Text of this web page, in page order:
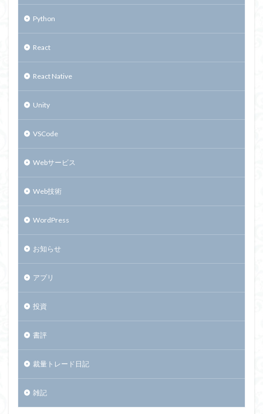
Python
React
React Native
Unity
VSCode
Webサービス
Web技術
WordPress
お知らせ
アプリ
投資
書評
裁量トレード日記
雑記